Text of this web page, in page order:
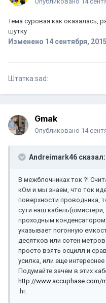
Тема суровая как оказалась,
шутку
Изменено 14 сентября, 2015
Штатка:sad:
Gmak
Опубликовано 14
Andreimark46 сказал:
В межблочниках ток ?!
кОм и мы знаем, что ток
поверхности проводника,
сути наш
проходным
указывает погонную
десятков или сотен
просто взять осцилл и
усилка, или еще
Подумайте зачем в этих
http://www.accuphase.com/
:hi: